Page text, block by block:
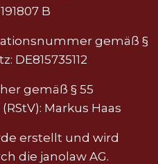
B
gemäß §
DE815735112
gemäß § 55
Markus Haas
erstellt und wird
die janolaw AG.